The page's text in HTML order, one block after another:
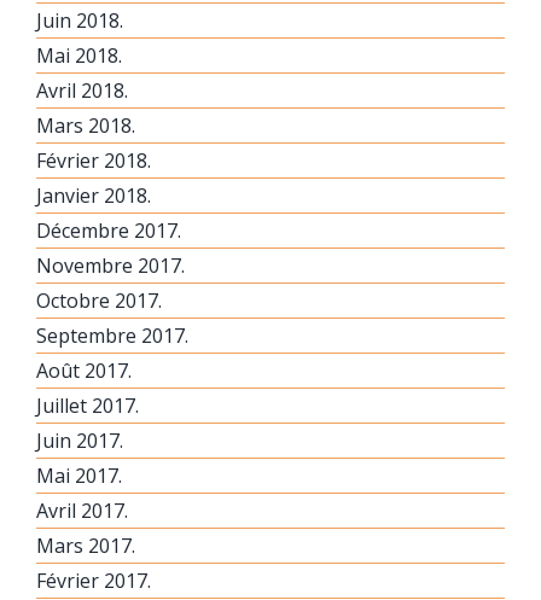
Juin 2018.
Mai 2018.
Avril 2018.
Mars 2018.
Février 2018.
Janvier 2018.
Décembre 2017.
Novembre 2017.
Octobre 2017.
Septembre 2017.
Août 2017.
Juillet 2017.
Juin 2017.
Mai 2017.
Avril 2017.
Mars 2017.
Février 2017.